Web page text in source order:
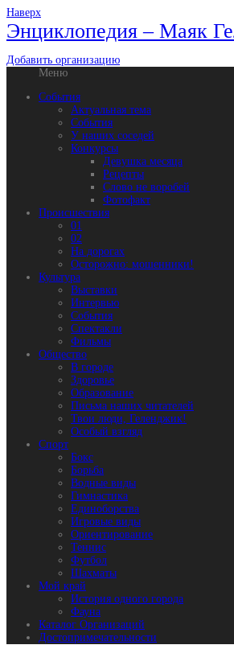
Наверх
Энциклопедия – Маяк
Добавить организацию
Меню
События
Актуальная тема
События
У наших соседей
Конкурсы
Девушка месяца
Рецепты
Слово не воробей
Фотофакт
Происшествия
01
02
На дорогах
Осторожно: мошенники!
Культура
Выставки
Интервью
События
Спектакли
Фильмы
Общество
В городе
Здоровье
Образование
Письма наших читателей
Твои люди, Геленджик!
Особый взгляд
Спорт
Бокс
Борьба
Водные виды
Гимнастика
Единоборства
Игровые виды
Ориентирование
Теннис
Футбол
Шахматы
Мой край
История одного города
Фауна
Каталог Организаций
Достопримечательности